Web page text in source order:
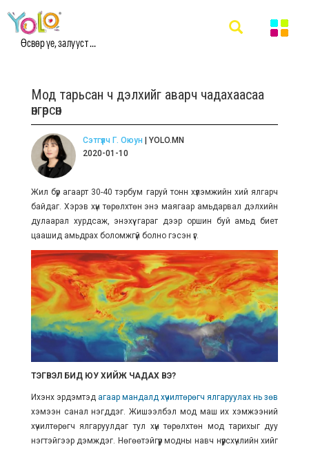
Өсвөр үе, залууст ...
Мод тарьсан ч дэлхийг аварч чадахаасаа
өнгөрсөн
Сэтгүүлч Г. Оюун | YOLO.MN
2020-01-10
Жил бүр агаарт 30-40 тэрбум гаруй тонн хүлэмжийн хий ялгарч
байдаг. Хэрэв хүн төрөлхтөн энэ маягаар амьдарвал дэлхийн
дулаарал хурдсаж, энэхүү гараг дээр оршин буй амьд биет
цаашид амьдрах боломжгүй болно гэсэн үг.
ТЭГВЭЛ БИД ЮУ ХИЙЖ ЧАДАХ ВЭ?
Ихэнх эрдэмтэд агаар мандалд хүчилтөрөгч ялгаруулах нь зөв
хэмээн санал нэгддэг. Жишээлбэл мод маш их хэмжээний
хүчилтөрөгч ялгаруулдаг тул хүн төрөлхтөн мод тарихыг дуу
нэгтэйгээр дэмждэг. Нөгөөтэйгүүр модны навч нүүрсхүчлийн хийг